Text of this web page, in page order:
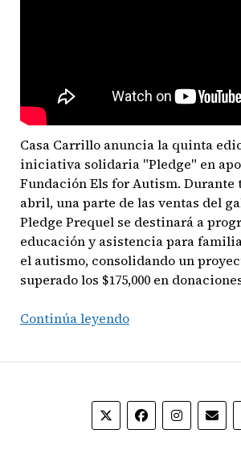
Casa Carrillo anuncia la quinta
iniciativa solidaria "Pledge" en
Fundación Els for Autism. Durante
abril, una parte de las ventas del
Pledge Prequel se destinará a
educación y asistencia para
el autismo, consolidando un
superado los $175,000 en
Continúa leyendoE.P.
iniciativa
anual